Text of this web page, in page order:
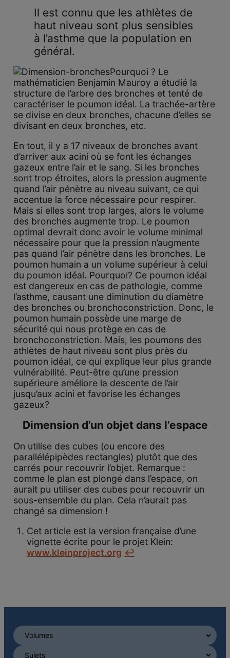
Il est connu que les athlètes de
haut niveau sont plus sensibles
à l’asthme que la population en
général.
Pourquoi ? Le
mathématicien Benjamin Mauroy a étudié la
structure de l’arbre des bronches et tenté de
caractériser le poumon idéal. La trachée-artère
se divise en deux bronches, chacune d’elles se
divisant en deux bronches, etc.
En tout, il y a 17 niveaux de bronches avant
d’arriver aux acini où se font les échanges
gazeux entre l’air et le sang. Si les bronches
sont trop étroites, alors la pression augmente
quand l’air pénètre au niveau suivant, ce qui
accentue la force nécessaire pour respirer.
Mais si elles sont trop larges, alors le volume
des bronches augmente trop. Le poumon
optimal devrait donc avoir le volume minimal
nécessaire pour que la pression n’augmente
pas quand l’air pénètre dans les bronches. Le
poumon humain a un volume supérieur à celui
du poumon idéal. Pourquoi? Ce poumon idéal
est dangereux en cas de pathologie, comme
l’asthme, causant une diminution du diamètre
des bronches ou bronchoconstriction. Donc, le
poumon humain possède une marge de
sécurité qui nous protège en cas de
bronchoconstriction. Mais, les poumons des
athlètes de haut niveau sont plus près du
poumon idéal, ce qui explique leur plus grande
vulnérabilité. Peut-être qu’une pression
supérieure améliore la descente de l’air
jusqu’aux acini et favorise les échanges
gazeux?
Dimension d’un objet dans l’espace
On utilise des cubes (ou encore des
parallélépipèdes rectangles) plutôt que des
carrés pour recouvrir l’objet. Remarque :
comme le plan est plongé dans l’espace, on
aurait pu utiliser des cubes pour recouvrir un
sous-ensemble du plan. Cela n’aurait pas
changé sa dimension !
Cet article est la version française d’une
vignette écrite pour le projet Klein:
www.kleinproject.org ↩